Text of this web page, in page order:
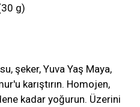
g)
su, şeker, Yuva Yaş Maya,
karıştırın. Homojen,
kadar yoğurun. Üzerini